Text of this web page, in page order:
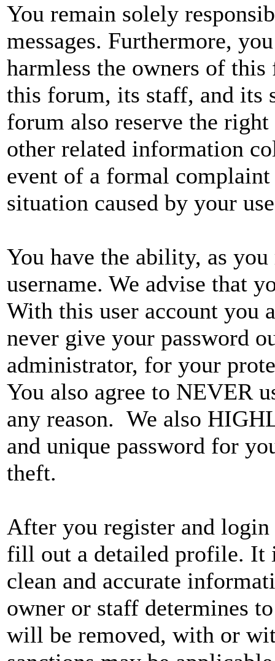
You remain solely
messages. Furthermore,
harmless the owners of
this forum, its staff, and its
forum also reserve the
other related information
event of a formal
situation caused by your
You have the ability, as
username. We advise that
With this user account you
never give your password
administrator, for your
You also agree to NEVER
any reason. We also
and unique password for
theft.
After you register and
fill out a detailed profile. It
clean and accurate
owner or staff determines
will be removed, with or